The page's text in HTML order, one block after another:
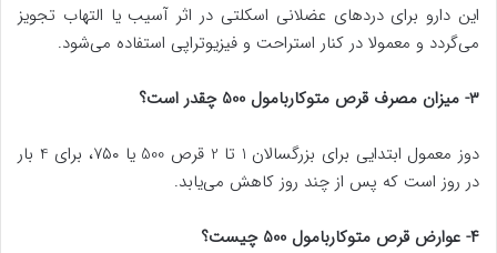
این دارو برای دردهای عضلانی اسکلتی در اثر آسیب یا التهاب تجویز
می‌گردد و معمولا در کنار استراحت و فیزیوتراپی استفاده می‌شود.
۳- میزان مصرف قرص متوکاربامول 500 چقدر است؟
دوز معمول ابتدایی برای بزرگسالان 1 تا 2 قرص 500 یا ۷۵۰، برای 4 بار
در روز است که پس از چند روز کاهش می‌یابد.
۴- عوارض قرص متوکاربامول 500 چیست؟